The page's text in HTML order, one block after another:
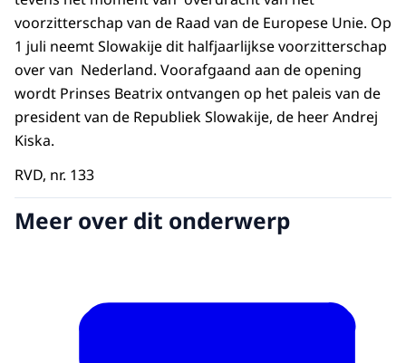
voorzitterschap van de Raad van de Europese Unie. Op
1 juli neemt Slowakije dit halfjaarlijkse voorzitterschap
over van Nederland. Voorafgaand aan de opening
wordt Prinses Beatrix ontvangen op het paleis van de
president van de Republiek Slowakije, de heer Andrej
Kiska.
RVD, nr. 133
Meer over dit onderwerp